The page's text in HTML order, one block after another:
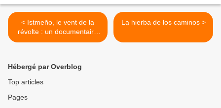
< Istmeño, le vent de la
révolte : un documentaire
de résistance à la
La hierba de los caminos >
Hébergé par Overblog
Top articles
Pages